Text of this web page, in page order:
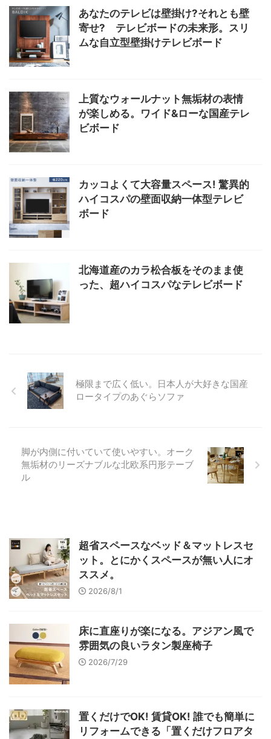
あなたのテレビは壁掛け?それとも壁
寄せ? テレビボードの未来形。スリ
ムな自立型壁掛けテレビボード
上質なウォールナット無垢材の表情
が楽しめる。ワイド&ローな国産テレ
ビボード
カッコよくて大容量スペース! 驚異的
ハイコスパの壁面収納一体型テレビ
ボード
北海道産のカラ松合板をそのまま使
った、超ハイコスパなテレビボード
極限まで広く低い。日本人が大好きな国産
ロータイプのあぐらソファ
脚が内側に付いていて使いやすい。オーク
無垢材のリーズナブルな北欧系円形テーブ
ル
超省スペースなベッド＆マットレスセ
ット。とにかくスペースが無い人にオ
ススメ。
2026/8/1
床に直座りが楽になる。アジアン風で
雰囲気の良いラタン製座椅子
2026/7/29
置くだけでOK! 賃貸OK! 誰でも簡単に
リフォームできる「置くだけフロアタ